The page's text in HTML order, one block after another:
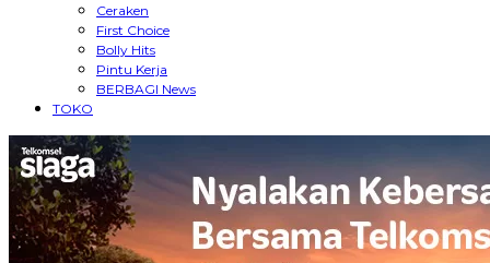
Ceraken
First Choice
Bolly Hits
Pintu Kerja
BERBAGI News
TOKO